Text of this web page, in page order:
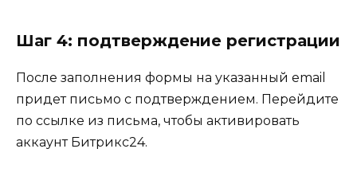
Шаг 4: подтверждение регистрации
После заполнения формы на указанный email
придет письмо с подтверждением. Перейдите
по ссылке из письма, чтобы активировать
аккаунт Битрикс24.